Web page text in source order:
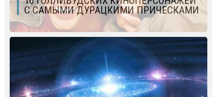
С САМЫМИ ДУРАЦКИМИ ПРИЧЕСКАМИ